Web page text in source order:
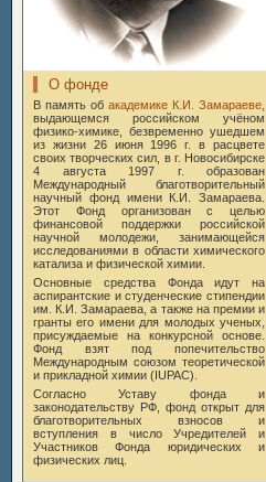
О фонде
В память об академике К.И. Замараеве
выдающемся российском учёном
физико-химике, безвременно ушедшем
из жизни 26 июня 1996 г. в расцвете
своих творческих сил, в г. Новосибирске
4 августа 1997 г. образован
Международный благотворительный
научный фонд имени К.И. Замараева.
Этот Фонд организован с целью
финансовой поддержки российской
научной молодежи, занимающейся
исследованиями в области химического
катализа и физической химии.
Основные средства Фонда идут на
аспирантские и студенческие стипендии
им. К.И. Замараева , а также на премии и
гранты его имени для молодых ученых,
присуждаемые на конкурсной основе.
Фонд взят под попечительство
Международным союзом теоретической
и прикладной химии (IUPAC).
Согласно Уставу фонда и
законодательству РФ, фонд открыт для
благотворительных взносов и
вступления в число Учредителей и
Участников Фонда юридических и
физических лиц.